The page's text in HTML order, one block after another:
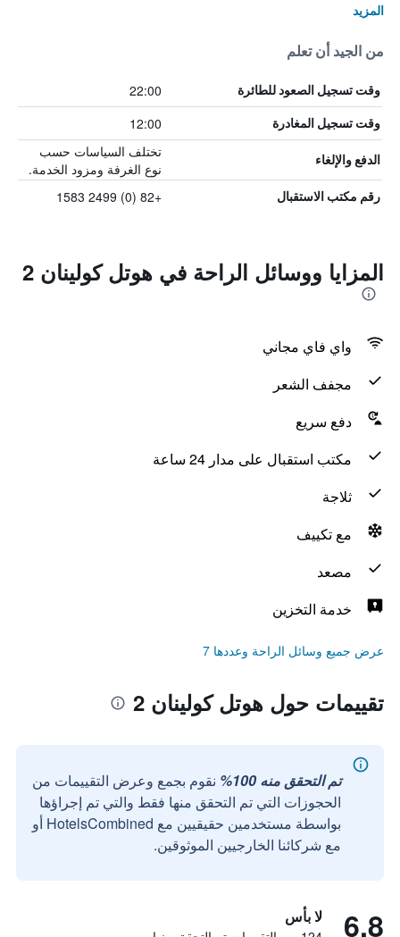
المزيد
من الجيد أن تعلم
وقت تسجيل الصعود للطائرة 22:00
وقت تسجيل المغادرة 12:00
الدفع والإلغاء
تختلف السياسات حسب
نوع الغرفة ومزود الخدمة.
رقم مكتب الاستقبال +82 (0) 2499 1583
المزايا ووسائل الراحة في هوتل كولينان 2
واي فاي مجاني
مجفف الشعر
دفع سريع
مكتب استقبال على مدار 24 ساعة
ثلاجة
مع تكييف
مصعد
خدمة التخزين
عرض جميع وسائل الراحة وعددها 7
تقييمات حول هوتل كولينان 2
تم التحقق منه 100%
نقوم بجمع وعرض التقييمات من
الحجوزات التي تم التحقق منها فقط والتي تم إجراؤها
بواسطة مستخدمين حقيقيين مع HotelsCombined أو
مع شركائنا الخارجيين الموثوقين.
6.8 لا بأس